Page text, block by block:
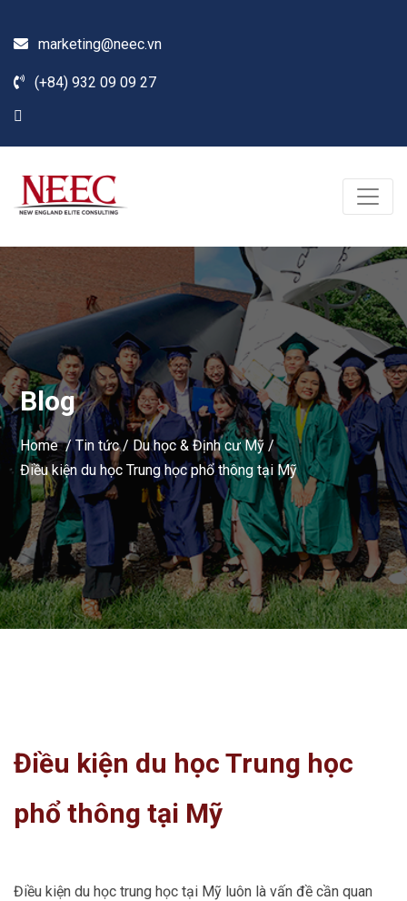
marketing@neec.vn
(+84) 932 09 09 27
Blog
Home /Tin tức/ Du học & Định cư Mỹ /
Điều kiện du học Trung học phổ thông tại Mỹ
Điều kiện du học Trung học
phổ thông tại Mỹ
Điều kiện du học trung học tại Mỹ luôn là vấn đề cần quan